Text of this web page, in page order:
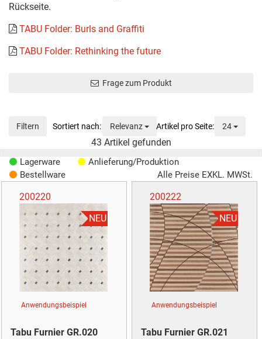
Rückseite.
TABU Folder: Burls and Graffiti
TABU Folder: Rethinking the future
Frage zum Produkt
Filtern Relevanz Sortierung 24
43 Artikel gefunden
Lagerware
Anlieferung/Produktion
Bestellware
Alle Preise EXKL. MWSt.
200220
NEU
Anwendungsbeispiel
Tabu Furnier GR.020
200222
NEU
Anwendungsbeispiel
Tabu Furnier GR.021